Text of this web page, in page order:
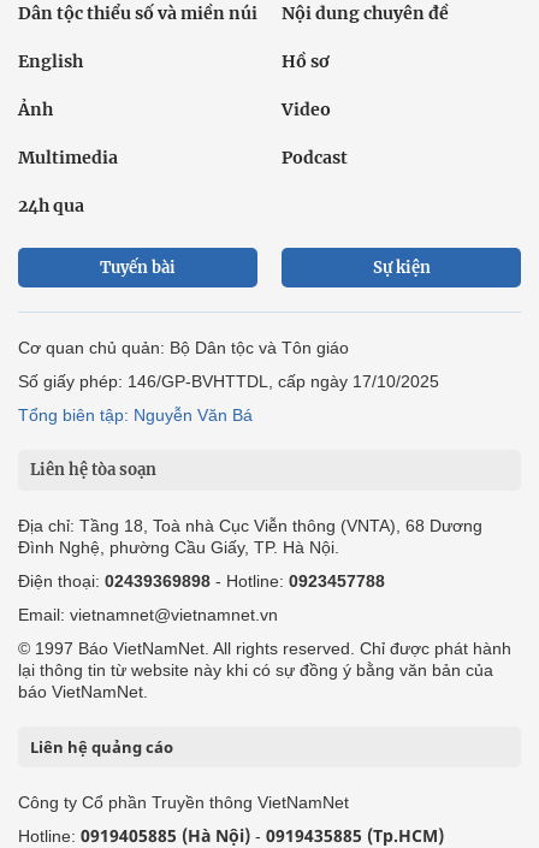
Dân tộc thiểu số và miền núi Nội dung chuyên đề
English Hồ sơ
Ảnh Video
Multimedia Podcast
24h qua
Tuyến bài Sự kiện
Cơ quan chủ quản: Bộ Dân tộc và Tôn giáo
Số giấy phép: 146/GP-BVHTTDL, cấp ngày 17/10/2025
Tổng biên tập: Nguyễn Văn Bá
Liên hệ tòa soạn
Địa chỉ: Tầng 18, Toà nhà Cục Viễn thông (VNTA), 68 Dương
Đình Nghệ, phường Cầu Giấy, TP. Hà Nội.
Điện thoại: 02439369898 - Hotline: 0923457788
Email: vietnamnet@vietnamnet.vn
© 1997 Báo VietNamNet. All rights reserved. Chỉ được phát hành
lại thông tin từ website này khi có sự đồng ý bằng văn bản của
báo VietNamNet.
Liên hệ quảng cáo
Công ty Cổ phần Truyền thông VietNamNet
Hotline: 0919405885 (Hà Nội) - 0919435885 (Tp.HCM)